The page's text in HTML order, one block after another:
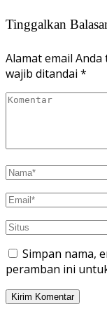
Tinggalkan
Alamat email
wajib ditandai *
Simpan nama,
peramban ini